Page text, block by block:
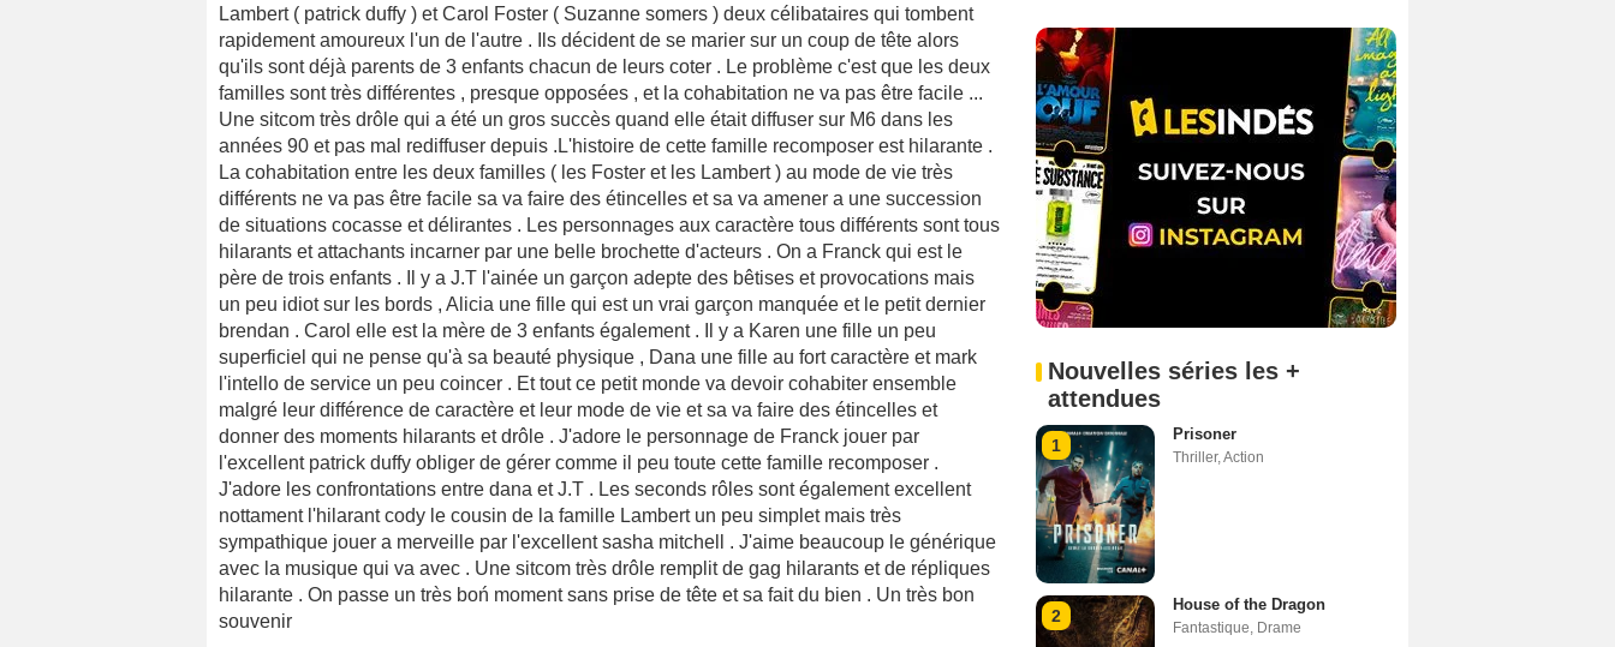
Lambert ( patrick duffy ) et Carol Foster ( Suzanne somers ) deux célibataires qui tombent
rapidement amoureux l'un de l'autre . Ils décident de se marier sur un coup de tête alors
qu'ils sont déjà parents de 3 enfants chacun de leurs coter . Le problème c'est que les deux
familles sont très différentes , presque opposées , et la cohabitation ne va pas être facile ...
Une sitcom très drôle qui a été un gros succès quand elle était diffuser sur M6 dans les
années 90 et pas mal rediffuser depuis .L'histoire de cette famille recomposer est hilarante .
La cohabitation entre les deux familles ( les Foster et les Lambert ) au mode de vie très
différents ne va pas être facile sa va faire des étincelles et sa va amener a une succession
de situations cocasse et délirantes . Les personnages aux caractère tous différents sont tous
hilarants et attachants incarner par une belle brochette d'acteurs . On a Franck qui est le
père de trois enfants . Il y a J.T l'ainée un garçon adepte des bêtises et provocations mais
un peu idiot sur les bords , Alicia une fille qui est un vrai garçon manquée et le petit dernier
brendan . Carol elle est la mère de 3 enfants également . Il y a Karen une fille un peu
superficiel qui ne pense qu'à sa beauté physique , Dana une fille au fort caractère et mark
l'intello de service un peu coincer . Et tout ce petit monde va devoir cohabiter ensemble
malgré leur différence de caractère et leur mode de vie et sa va faire des étincelles et
donner des moments hilarants et drôle . J'adore le personnage de Franck jouer par
l'excellent patrick duffy obliger de gérer comme il peu toute cette famille recomposer .
J'adore les confrontations entre dana et J.T . Les seconds rôles sont également excellent
nottament l'hilarant cody le cousin de la famille Lambert un peu simplet mais très
sympathique jouer a merveille par l'excellent sasha mitchell . J'aime beaucoup le générique
avec la musique qui va avec . Une sitcom très drôle remplit de gag hilarants et de répliques
hilarante . On passe un très boń moment sans prise de tête et sa fait du bien . Un très bon
souvenir
Nouvelles séries les +
attendues
1
Prisoner
Thriller,Action
2
House of the Dragon
Fantastique, Drame